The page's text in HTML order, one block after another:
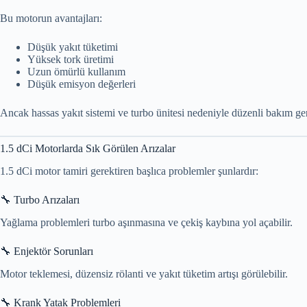
Bu motorun avantajları:
Düşük yakıt tüketimi
Yüksek tork üretimi
Uzun ömürlü kullanım
Düşük emisyon değerleri
Ancak hassas yakıt sistemi ve turbo ünitesi nedeniyle düzenli bakım
1.5 dCi Motorlarda Sık Görülen Arızalar
1.5 dCi motor tamiri gerektiren başlıca problemler şunlardır:
🔧 Turbo Arızaları
Yağlama problemleri turbo aşınmasına ve çekiş kaybına yol açabilir.
🔧 Enjektör Sorunları
Motor teklemesi, düzensiz rölanti ve yakıt tüketim artışı görülebilir.
🔧 Krank Yatak Problemleri